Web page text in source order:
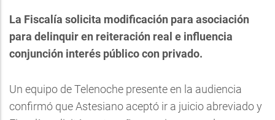
La Fiscalía solicita modificación para asociación
para delinquir en reiteración real e influencia
conjunción interés público con privado.
Un equipo de Telenoche presente en la audiencia
confirmó que Astesiano aceptó ir a juicio abreviado y